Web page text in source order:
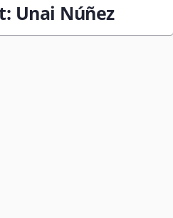
Unai Núñez